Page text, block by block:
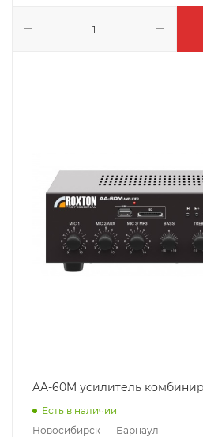
AA-60M усилитель
Есть в наличии
Новосибирск
Барнаул